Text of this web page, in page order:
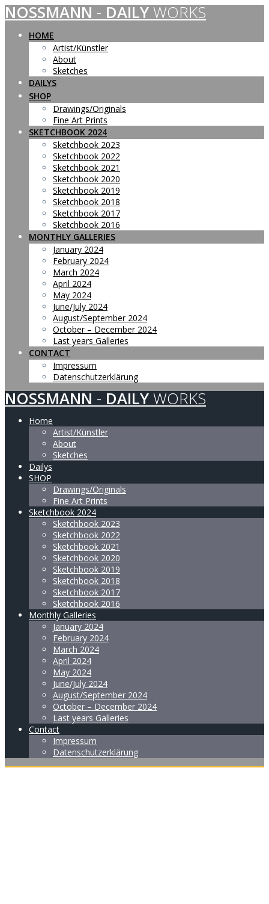
Skip
to
content
NOSSMANN - DAILY WORKS
HOME
Artist/Künstler
About
Sketches
DAILYS
SHOP
Drawings/Originals
Fine Art Prints
SKETCHBOOK 2024
Sketchbook 2023
Sketchbook 2022
Sketchbook 2021
Sketchbook 2020
Sketchbook 2019
Sketchbook 2018
Sketchbook 2017
Sketchbook 2016
MONTHLY GALLERIES
January 2024
February 2024
March 2024
April 2024
May 2024
June/July 2024
August/September 2024
October – December 2024
Last years Galleries
CONTACT
Impressum
Datenschutzerklärung
NOSSMANN - DAILY WORKS
Home
Artist/Künstler
About
Sketches
Dailys
SHOP
Drawings/Originals
Fine Art Prints
Sketchbook 2024
Sketchbook 2023
Sketchbook 2022
Sketchbook 2021
Sketchbook 2020
Sketchbook 2019
Sketchbook 2018
Sketchbook 2017
Sketchbook 2016
Monthly Galleries
January 2024
February 2024
March 2024
April 2024
May 2024
June/July 2024
August/September 2024
October – December 2024
Last years Galleries
Contact
Impressum
Datenschutzerklärung